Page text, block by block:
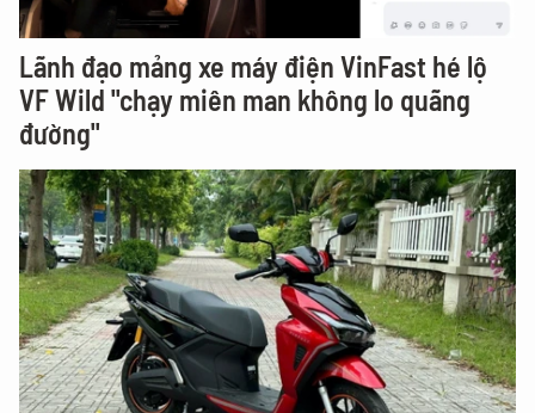
Lãnh đạo mảng xe máy điện VinFast hé lộ
VF Wild "chạy miên man không lo quãng
đường"